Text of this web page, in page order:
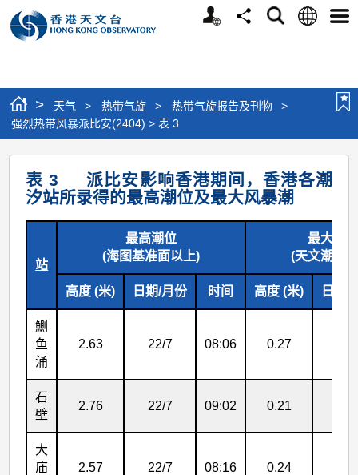
个
分
搜
语
选
> 天气 > 热带气旋 > 热带气旋报告及刊物
>
强烈热带风暴派比安(2404) > 表 3
强
烈
热
派
(2404)
表
表 3 派比安影响香港期间，香港各潮
汐站所录得的最高潮位及最大风暴潮
站
最高潮位
(海图基准面以上)
最大风
(天文潮高
高度 (米) 日期/月份 时间 高度 (米) 日期/
鰂
鱼
涌
2.63 22/7 08:06 0.27
石
壁
2.76 22/7 09:02 0.21
大
庙
2.57 22/7 08:16 0.24